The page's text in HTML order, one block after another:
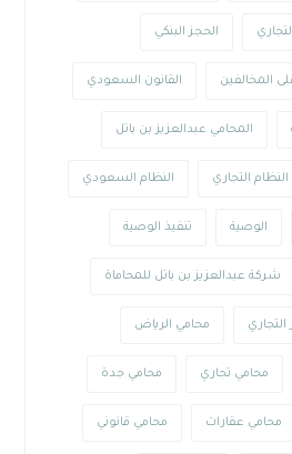
الحجز البنكي
المخالفين القانون السعودي
المحامي عبدالعزيز بن باتل
النظام التجاري النظام السعودي
الوصية تنفيذ الوصية
شركة عبدالعزيز بن باتل للمحاماة
التجاري محامي الرياض
محامي تجاري محامي جدة
محامي عقارات محامي قانوني